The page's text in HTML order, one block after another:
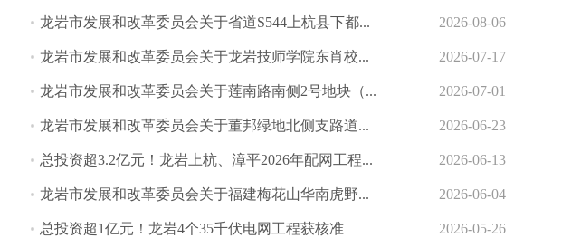
龙岩市发展和改革委员会关于省道S544上杭县下都... 2026-08-06
龙岩市发展和改革委员会关于龙岩技师学院东肖校... 2026-07-17
龙岩市发展和改革委员会关于莲南路南侧2号地块（... 2026-07-01
龙岩市发展和改革委员会关于董邦绿地北侧支路道... 2026-06-23
总投资超3.2亿元！龙岩上杭、漳平2026年配网工程... 2026-06-13
龙岩市发展和改革委员会关于福建梅花山华南虎野... 2026-06-04
总投资超1亿元！龙岩4个35千伏电网工程获核准 2026-05-26